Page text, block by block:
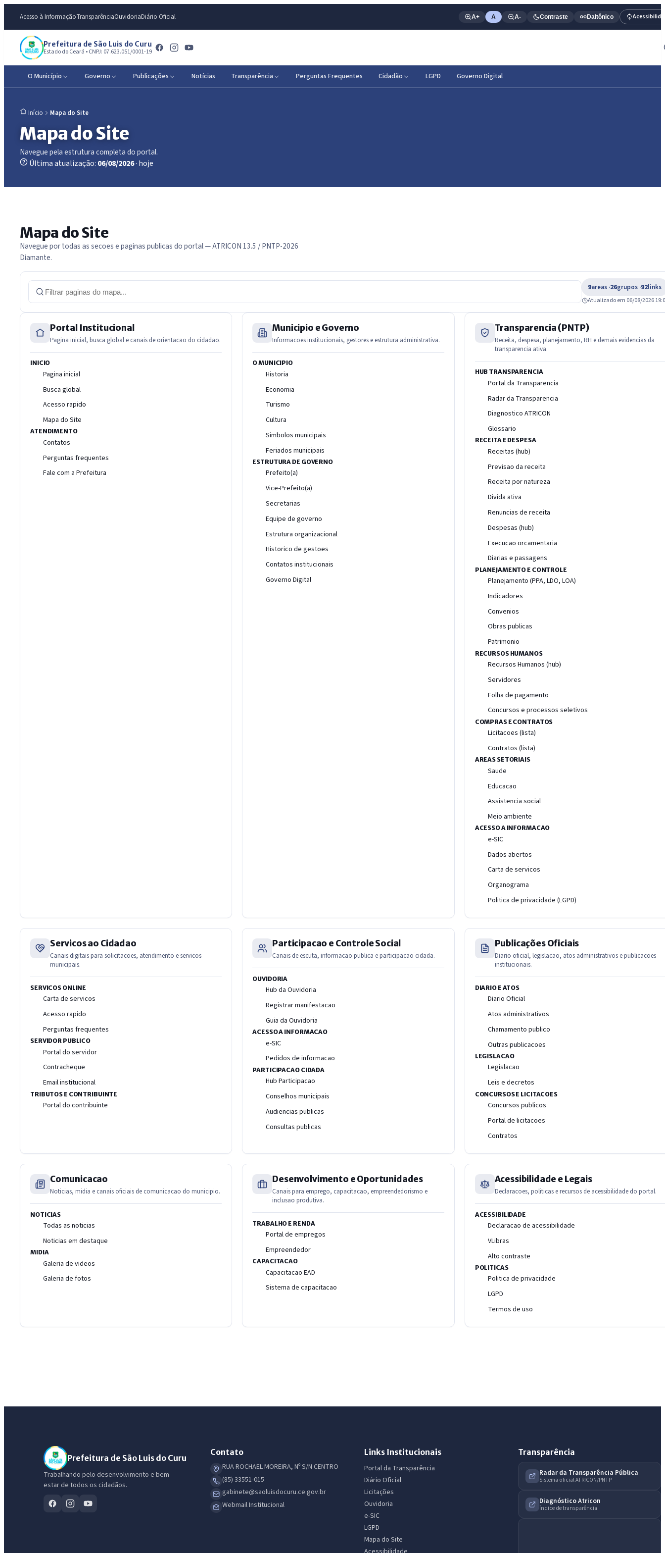
Acesso à InformaçãoTransparênciaOuvidoriaDiário Oficial A+ A A- Contraste Daltônico
Prefeitura de São Luis do Curu
Estado do Ceará • CNPJ: 07.623.051/0001-19
O Município Governo Publicações Notícias Transparência Perguntas Frequentes Cidadão LGPD Governo Digital
Início Mapa do Site
Mapa do Site
Navegue pela estrutura completa do portal.
Última atualização: 06/08/2026· hoje
Mapa do Site
Navegue por todas as secoes e paginas publicas do portal — ATRICON 13.5 / PNTP-2026
Diamante.
Filtrar paginas do mapa do site
9areas ·26grupos ·92links
Atualizado em 06/08/2026
92 links no total
Portal Institucional
Pagina inicial, busca global e canais de orientacao do cidadao.
INICIO
Pagina inicial
Busca global
Acesso rapido
Mapa do Site
ATENDIMENTO
Contatos
Perguntas frequentes
Fale com a Prefeitura
Municipio e Governo
Informacoes institucionais, gestores e estrutura administrativa.
O MUNICIPIO
Historia
Economia
Turismo
Cultura
Simbolos municipais
Feriados municipais
ESTRUTURA DE GOVERNO
Prefeito(a)
Vice-Prefeito(a)
Secretarias
Equipe de governo
Estrutura organizacional
Historico de gestoes
Contatos institucionais
Governo Digital
Transparencia (PNTP)
Receita, despesa, planejamento, RH e demais evidencias da
transparencia ativa.
HUB TRANSPARENCIA
Portal da Transparencia
Radar da Transparencia
Diagnostico ATRICON
Glossario
RECEITA E DESPESA
Receitas (hub)
Previsao da receita
Receita por natureza
Divida ativa
Renuncias de receita
Despesas (hub)
Execucao orcamentaria
Diarias e passagens
PLANEJAMENTO E CONTROLE
Planejamento (PPA, LDO, LOA)
Indicadores
Convenios
Obras publicas
Patrimonio
RECURSOS HUMANOS
Recursos Humanos (hub)
Servidores
Folha de pagamento
Concursos e processos seletivos
COMPRAS E CONTRATOS
Licitacoes (lista)
Contratos (lista)
AREAS SETORIAIS
Saude
Educacao
Assistencia social
Meio ambiente
ACESSO A INFORMACAO
e-SIC
Dados abertos
Carta de servicos
Organograma
Politica de privacidade (LGPD)
Servicos ao Cidadao
Canais digitais para solicitacoes, atendimento e servicos
municipais.
SERVICOS ONLINE
Carta de servicos
Acesso rapido
Perguntas frequentes
SERVIDOR PUBLICO
Portal do servidor
Contracheque
Email institucional
TRIBUTOS E CONTRIBUINTE
Portal do contribuinte
Participacao e Controle Social
Canais de escuta, informacao publica e participacao cidada.
OUVIDORIA
Hub da Ouvidoria
Registrar manifestacao
Guia da Ouvidoria
ACESSO A INFORMACAO
e-SIC
Pedidos de informacao
PARTICIPACAO CIDADA
Hub Participacao
Conselhos municipais
Audiencias publicas
Consultas publicas
Publicações Oficiais
Diario oficial, legislacao, atos administrativos e publicacoes
institucionais.
DIARIO E ATOS
Diario Oficial
Atos administrativos
Chamamento publico
Outras publicacoes
LEGISLACAO
Legislacao
Leis e decretos
CONCURSOS E LICITACOES
Concursos publicos
Portal de licitacoes
Contratos
Comunicacao
Noticias, midia e canais oficiais de comunicacao do municipio.
NOTICIAS
Todas as noticias
Noticias em destaque
MIDIA
Galeria de videos
Galeria de fotos
Desenvolvimento e Oportunidades
Canais para emprego, capacitacao, empreendedorismo e
inclusao produtiva.
TRABALHO E RENDA
Portal de empregos
Empreendedor
CAPACITACAO
Capacitacao EAD
Sistema de capacitacao
Acessibilidade e Legais
Declaracoes, politicas e recursos de acessibilidade do portal.
ACESSIBILIDADE
Declaracao de acessibilidade
VLibras
Alto contraste
POLITICAS
Politica de privacidade
LGPD
Termos de uso
Prefeitura de São Luis do Curu
Trabalhando pelo desenvolvimento e bem-
estar de todos os cidadãos.
Contato
RUA ROCHAEL MOREIRA, Nº S/N CENTRO
(85) 33551-015
gabinete@saoluisdocuru.ce.gov.br
Webmail Institucional
Links Institucionais
Portal da Transparência
Diário Oficial
Licitações
Ouvidoria
e-SIC
LGPD
Mapa do Site
Transparência
Radar da Transparência Pública
Sistema oficial ATRICON/PNTP
Diagnóstico Atricon
Índice de transparência
IntGest AI